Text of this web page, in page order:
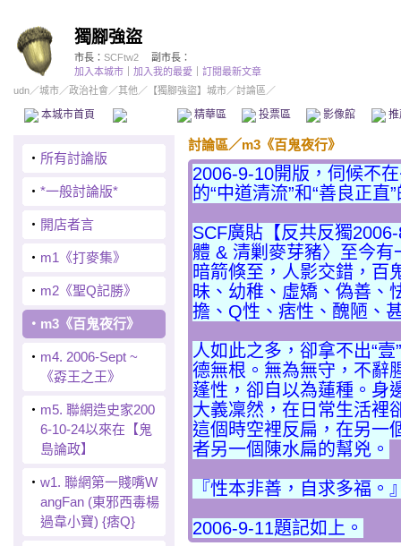
獨腳強盜
市長： SCFtw2
副市長：
加入本城市
加入我的最愛
訂閱最新文章
udn／城市／政治社會 ／其他 ／ 【獨腳強盜】城市／討論區／
本城市首頁 精華區 投票區 影像館
‧ 所有討論版
‧ *一般討論版*
‧ 開店者言
‧ m1《打麥集》
‧ m2《聖Q記勝》
‧ m3《百鬼夜行》
‧ m4. 2006-Sept ~
《孬王之王》
‧ m5. 聯網造史家200
6-10-24以來在【鬼
島論政】
‧ w1. 聯網第一賤嘴W
angFan (東邪西毒楊
過韋小寶) {痞Q}
討論區／m3《百鬼夜行》
2006-9-10開版，伺候不
的“中道清流”和“善良正直
SCF廣貼【反共反獨
體 & 清剿麥芽豬〉至今
暗箭倏至，人影交錯，百
昧、幼稚、虛矯、偽善、
擔、Q性、痞性、醜陋、
人如此之多，卻拿不出“
德無根。無為無守，不辭
蓬性，卻自以為蓮種。身
大義凜然，在日常生活裡
這個時空裡反扁，在另一
者另一個陳水扁的幫兇。
『性本非善，自求多福
2006-9-11題記如上。